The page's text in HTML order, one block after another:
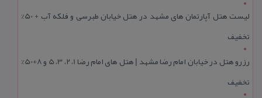
لیست هتل آپارتمان های مشهد در هتل خیابان طبرسی و فلکه آب + 50%
تخفیف
رزرو هتل در خیابان امام رضا مشهد | هتل‌ های امام رضا 1، 2، 3، 5 و 8+50%
تخفیف